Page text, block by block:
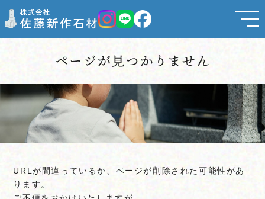
URLが間違っているか、ページが削除された可能性があ
ります。